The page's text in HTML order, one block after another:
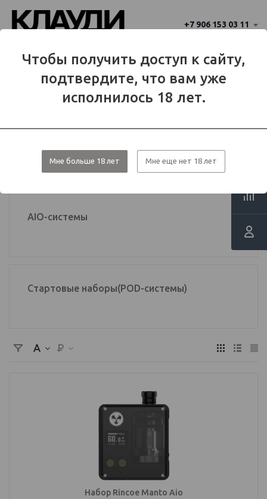
Чтобы получить доступ к сайту,
подтвердите, что вам уже
исполнилось 18 лет.
Мне больше 18 лет Мне еще нет 18 лет
+7 906 153 03 11
Балаково?
Да Нет
Балаково
Вейп-девайсы
AIO-системы
Стартовые наборы(POD-системы)
Набор Rincoe Manto Aio